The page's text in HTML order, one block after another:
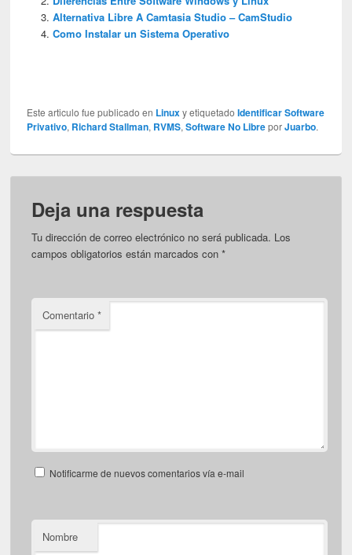
Alternativa Libre A Camtasia Studio – CamStudio
Como Instalar un Sistema Operativo
Este articulo fue publicado en Linuxy etiquetadoIdentificar Software
Privativo, Richard Stallman, RVMS,Software No LibreporJuarbo.
Deja una respuesta
Tu dirección de correo electrónico no será publicada. Los
campos obligatorios están marcados con*
Comentario*
Notificarme de nuevos comentarios vía e-mail
Nombre